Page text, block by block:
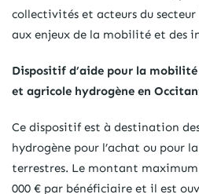
collectivités et acteurs du
aux enjeux de la mobilité et des
Dispositif d’aide pour la
et agricole hydrogène en
Ce dispositif est à destination
hydrogène pour l’achat ou pour
terrestres. Le montant maximum
000 € par bénéficiaire et il est